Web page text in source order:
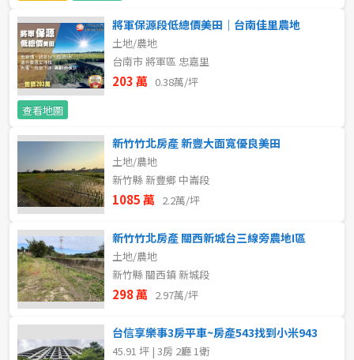
苗栗縣
台中市
彰化縣
雲林縣
嘉義市
嘉義縣
台南市
高雄市
農舍
廠辦 倉庫
坪數
不拘
20坪以下
20~30 坪
60~70 坪
80坪以上
~
將軍保源段低總價美田｜台南佳里農地
土地/農地
台南市 將軍區 忠嘉里
203 萬 0.38萬/坪
查看地圖
新竹竹北房產 新豐大面寬優良美田
土地/農地
新竹縣 新豐鄉 中崙段
1085 萬 2.2萬/坪
新竹竹北房產 關西新城台三線旁農地I區
土地/農地
新竹縣 關西鎮 新城段
298 萬 2.97萬/坪
台信享樂事3房平車~房產543找到小米943
45.91 坪 | 3房 2廳 1衛